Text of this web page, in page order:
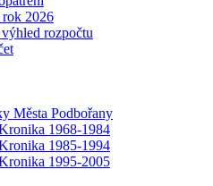
2026
rozpočtu
Města Podbořany
1968-1984
1985-1994
1995-2005